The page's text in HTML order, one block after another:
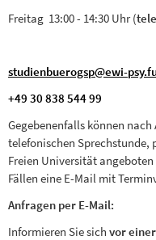
Freitag 13:00 - 14:30 Uhr (
studienbuerogsp@ewi-
+49 30 838 544 99
Gegebenenfalls können
telefonischen Sprechstunde,
Freien Universität
Fällen eine E-Mail mit
Anfragen per E-Mail:
Informieren Sie sichvor